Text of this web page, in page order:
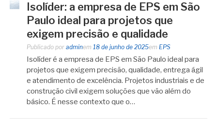
Isolíder: a empresa de EPS em São
Paulo ideal para projetos que
exigem precisão e qualidade
Publicado por adminem 18 de junho de 2025em EPS
Isolíder é a empresa de EPS em São Paulo ideal para
projetos que exigem precisão, qualidade, entrega ágil
e atendimento de excelência. Projetos industriais e de
construção civil exigem soluções que vão além do
básico. É nesse contexto que o…